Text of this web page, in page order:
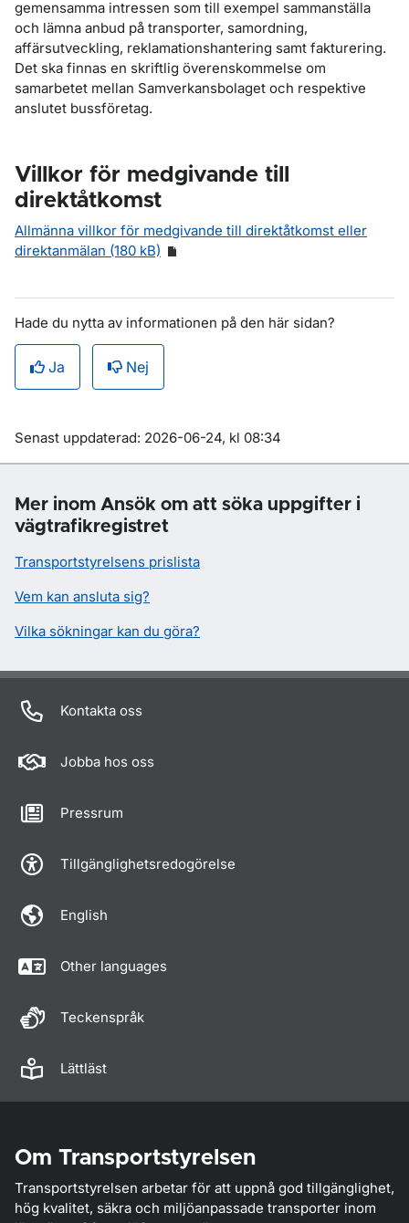
gemensamma intressen som till exempel sammanställa
och lämna anbud på transporter, samordning,
affärsutveckling, reklamationshantering samt fakturering.
Det ska finnas en skriftlig överenskommelse om
samarbetet mellan Samverkansbolaget och respektive
anslutet bussföretag.
Villkor för medgivande till
direktåtkomst
Allmänna villkor för medgivande till direktåtkomst eller
direktanmälan (180 kB)
Hade du nytta av informationen på den här sidan?
Ja Nej
Om sidan
Senast uppdaterad: 2026-06-24, kl 08:34
Mer inom Ansök om att söka uppgifter i
vägtrafikregistret
Transportstyrelsens prislista
Vem kan ansluta sig?
Vilka sökningar kan du göra?
Kontakta oss
Jobba hos oss
Pressrum
Tillgänglighetsredogörelse
English
Other languages
Teckenspråk
Lättläst
Om Transportstyrelsen
Transportstyrelsen arbetar för att uppnå god tillgänglighet,
hög kvalitet, säkra och miljöanpassade transporter inom